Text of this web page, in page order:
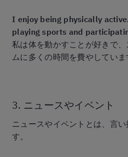
I enjoy being physically
playing sports and
私は体を動かすことが好きで
ムに多くの時間を費やしていま
3. ニュースやイベント
ニュースやイベントとは、言
す。